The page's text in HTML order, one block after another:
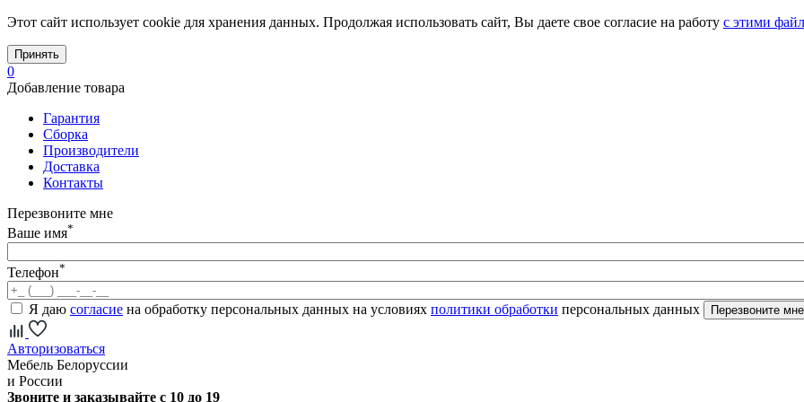
Этот сайт использует cookie для хранения данных. Продолжая использовать сайт, Вы даете свое согласие на работу с этими
Принять
0
Добавление товара
Гарантия
Сборка
Производители
Доставка
Контакты
Перезвоните мне
Ваше имя*
Телефон*
Я даю согласие на обработку персональных данных на условиях политики обработки персональных данных
Авторизоваться
Мебель Белоруссии
и России
Звоните и заказывайте с 10 до 19